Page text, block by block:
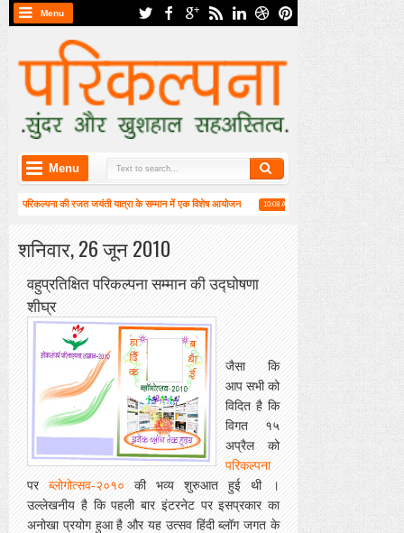
Menu
Menu
परिकल्पना की रजत जयंती यात्रा के सम्मान में एक विशेष आयोजन 10:08 AM
हाईकु गंगा पटल पर हाइगा की
शनिवार, 26 जून 2010
वहुप्रतिक्षित परिकल्पना सम्मान की उद्घोषणा
शीघ्र
जैसा कि
आप सभी को
विदित है कि
विगत १५
अप्रैल को
परिकल्पना
पर ब्लोगोत्सव-२०१० की भव्य शुरुआत हुई थी ।
उल्लेखनीय है कि पहली बार इंटरनेट पर इसप्रकार का
अनोखा प्रयोग हुआ है और यह उत्सव हिंदी ब्लॉग जगत के